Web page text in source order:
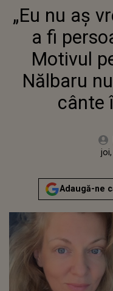
„Eu nu aș
a fi
Motivul
Nălbaru
cânte
Adaugă-ne